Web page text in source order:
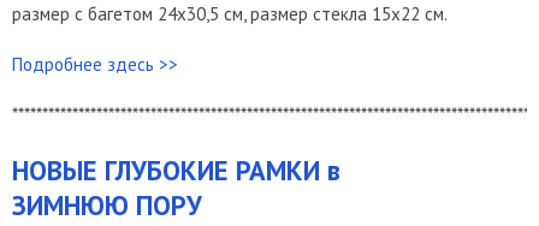
размер с багетом 24х30,5 см, размер стекла 15х22 см.
Подробнее здесь >>
НОВЫЕ ГЛУБОКИЕ РАМКИ в
ЗИМНЮЮ ПОРУ